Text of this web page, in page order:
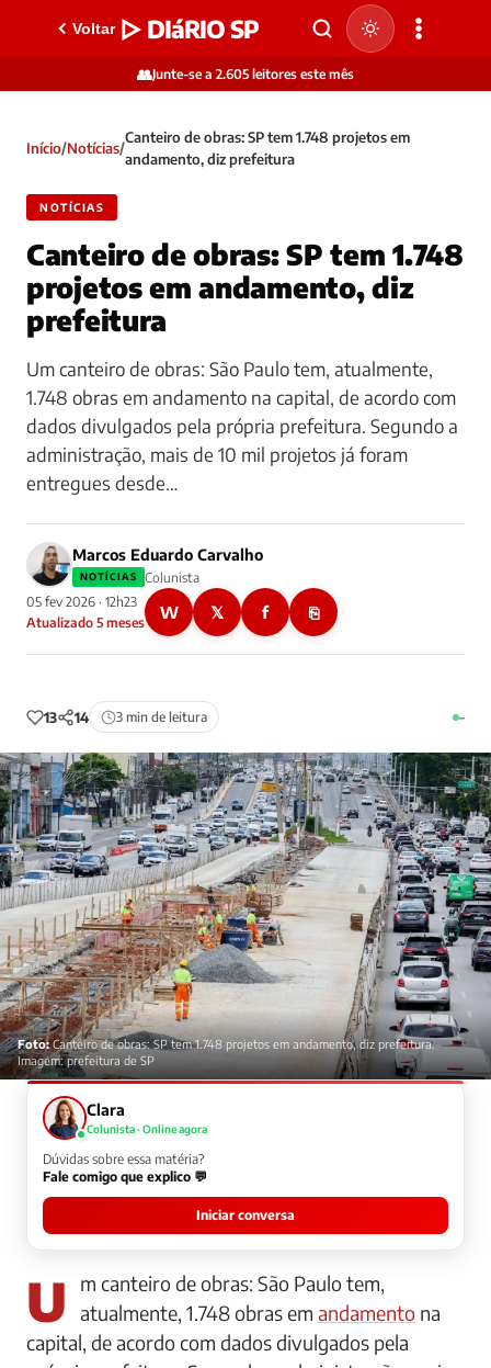
Voltar ▷ DIáRIO SP
👥Junte-se a 2.605 leitores este mês
Início/Notícias/
Canteiro de obras: SP tem 1.748 projetos em
andamento, diz prefeitura
NOTÍCIAS
Canteiro de obras: SP tem 1.748
projetos em andamento, diz
prefeitura
Um canteiro de obras: São Paulo tem, atualmente,
1.748 obras em andamento na capital, de acordo com
dados divulgados pela própria prefeitura. Segundo a
administração, mais de 10 mil projetos já foram
entregues desde…
Marcos Eduardo Carvalho
NOTÍCIAS
Colunista
05 fev 2026 · 12h23
Atualizado 5 meses
W 𝕏 f ⎘
13 14 3 min de leitura –
Foto:Canteiro de obras: SP tem 1.748 projetos em andamento, diz prefeitura.
Imagem: prefeitura de SP
Clara
Colunista · Online agora
Dúvidas sobre essa matéria?
Fale comigo que explico 💬
Iniciar conversa
Um canteiro de obras: São Paulo tem, atualmente, 1.748 obras em andamento na
capital, de acordo com dados divulgados pela